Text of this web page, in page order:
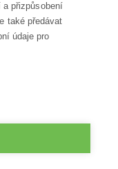
přizpůsobení
také předávat
údaje pro